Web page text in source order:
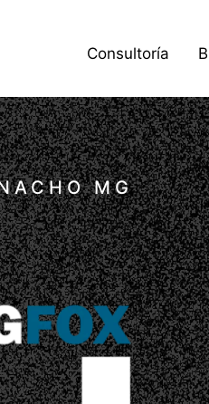
Consultoría
MG